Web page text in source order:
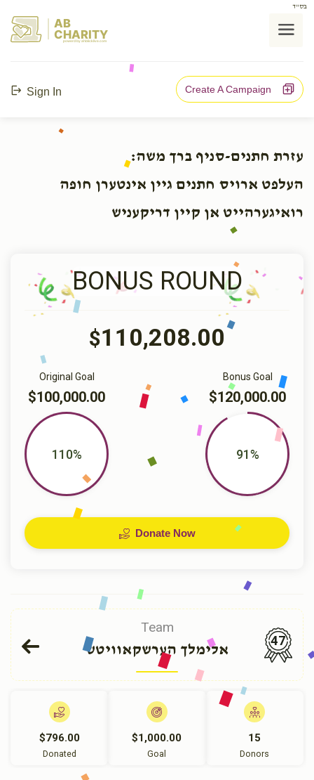
בס"ד
AB
CHARITY
powerd by ahblicklive.com
Sign In Create A Campaign
עזרת חתנים-סניף ברך משה:
העלפט ארויס חתנים גיין אינטערן חופה
רואיגערהייט אן קיין דריקעניש
BONUS ROUND
$110,208.00
Bonus Goal
$120,000.00
91%
Original Goal
$100,000.00
110%
Donate Now
Team
אלימלך הערשקאוויטש
47
$796.00
Donated
$1,000.00
Goal
15
Donors